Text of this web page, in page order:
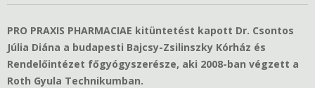
PRO PRAXIS PHARMACIAE kitüntetést kapott Dr. Csontos
Júlia Diána a budapesti Bajcsy-Zsilinszky Kórház és
Rendelőintézet főgyógyszerésze, aki 2008-ban végzett a
Roth Gyula Technikumban.